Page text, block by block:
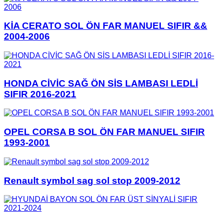
KİA CERATO SOL ÖN FAR MANUEL SIFIR &&
2004-2006
HONDA CİVİC SAĞ ÖN SİS LAMBASI LEDLİ
SIFIR 2016-2021
OPEL CORSA B SOL ÖN FAR MANUEL SIFIR
1993-2001
Renault symbol sag sol stop 2009-2012